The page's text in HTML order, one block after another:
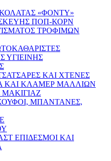
«ΦΟΝΤΥ»
ΠΟΠ-ΚΟΡΝ
ΤΡΟΦΙΜΩΝ
ΥΓΙΕΙΝΗΣ
ΚΑΙ ΧΤΕΝΕΣ
ΚΑΙ ΚΛΑΜΕΡ ΜΑΛΛΙΩΝ
ΜΠΑΝΤΑΝΕΣ,
ΕΠΙΔΕΣΜΟΙ ΚΑΙ